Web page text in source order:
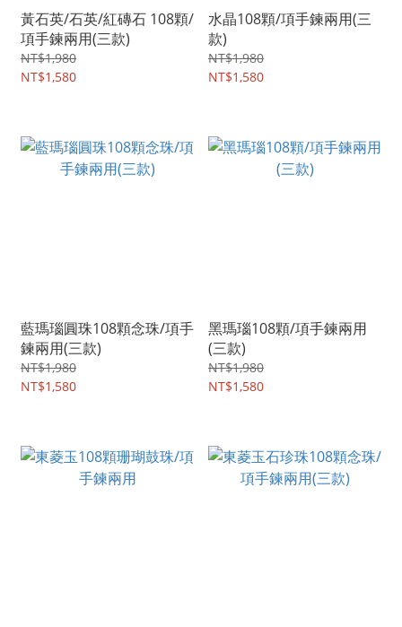
黃石英/石英/紅磚石 108顆/
項手鍊兩用(三款)
NT$1,980
NT$1,580
水晶108顆/項手鍊兩用(三
款)
NT$1,980
NT$1,580
藍瑪瑙圓珠108顆念珠/項手
鍊兩用(三款)
NT$1,980
NT$1,580
黑瑪瑙108顆/項手鍊兩用
(三款)
NT$1,980
NT$1,580